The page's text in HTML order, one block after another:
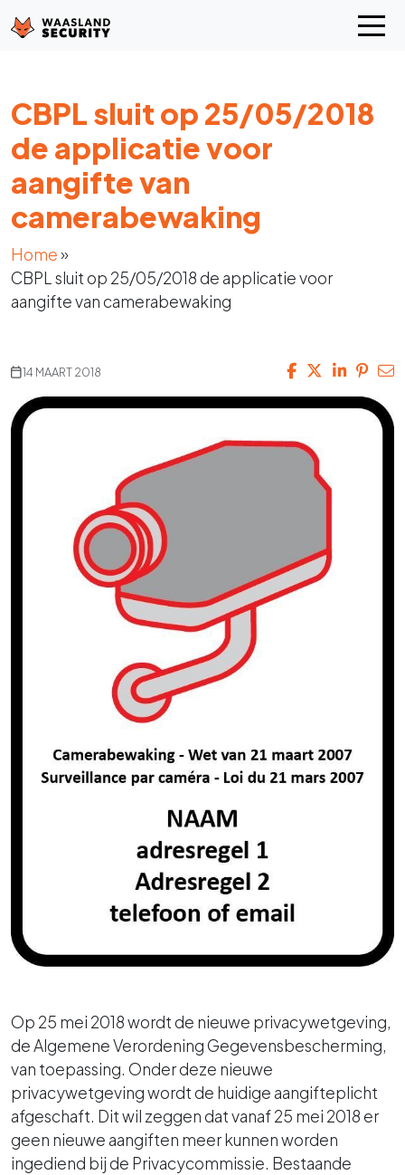
CBPL sluit op 25/05/2018
de applicatie voor
aangifte van
camerabewaking
Home»
CBPL sluit op 25/05/2018 de applicatie voor
aangifte van camerabewaking
14 MAART 2018
Op 25 mei 2018 wordt de nieuwe privacywetgeving,
de Algemene Verordening Gegevensbescherming,
van toepassing. Onder deze nieuwe
privacywetgeving wordt de huidige aangifteplicht
afgeschaft. Dit wil zeggen dat vanaf 25 mei 2018 er
geen nieuwe aangiften meer kunnen worden
ingediend bij de Privacycommissie. Bestaande